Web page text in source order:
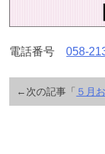
電話番号058-
←次の記事「 ５月